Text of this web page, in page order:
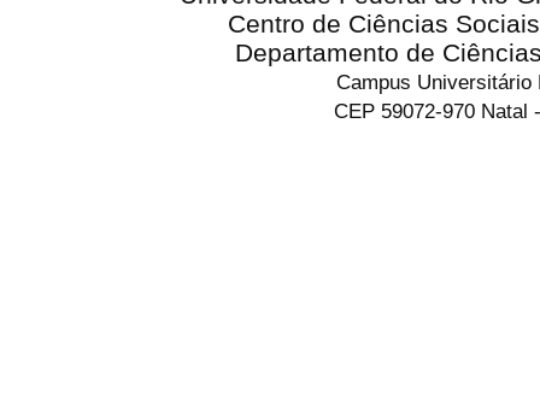
Centro de Ciências
Departamento de
Campus Universitário
CEP 59072-970 Natal